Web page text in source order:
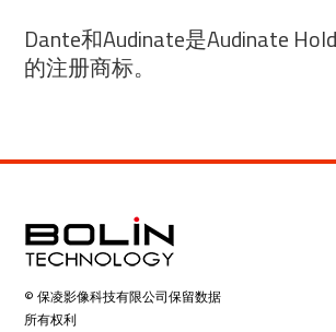
Dante和Audinate是Audinate
的注册商标。
© 保凌影像科技有限公司保留数据
所有权利